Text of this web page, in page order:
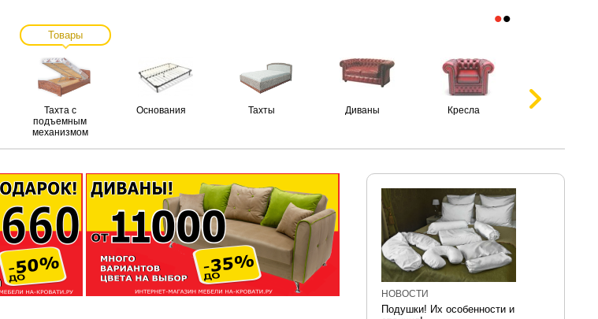
••
Товары
Тахта с
подъемным
механизмом
Основания Тахты Диваны Кресла
НОВОСТИ
Подушки! Их особенности и